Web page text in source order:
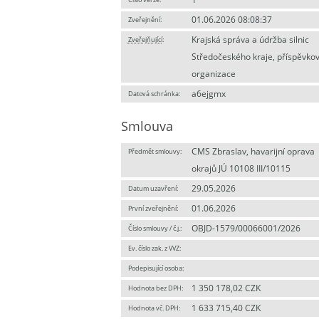
Zveřejnění: 01.06.2026 08:08:37
Zveřejňující:
Krajská správa a údržba silnic
Středočeského kraje,
organizace
Datová schránka: a6ejgmx
Smlouva
Předmět smlouvy:
CMS Zbraslav, havarijní oprava
okrajů JÚ 10108 III/10115
Datum uzavření: 29.05.2026
První zveřejnění: 01.06.2026
Číslo smlouvy / č.j.: OBJD-1579/00066001/2026
Ev. číslo zak. z VVZ:
Podepisující osoba:
Hodnota bez DPH: 1 350 178,02 CZK
Hodnota vč. DPH: 1 633 715,40 CZK